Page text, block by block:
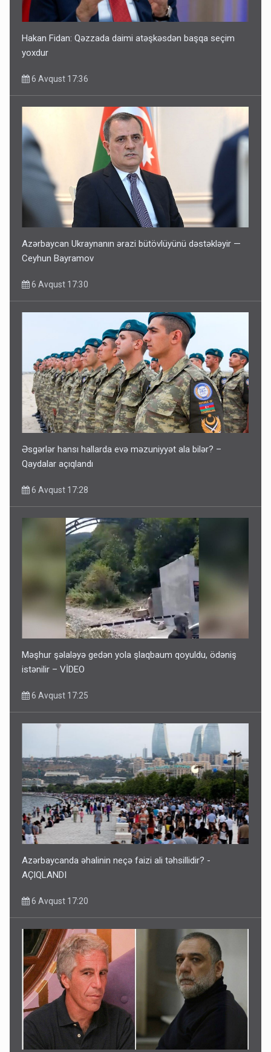
Hakan Fidan: Qəzzada daimi atəşkəsdən başqa seçim
yoxdur
6 Avqust 17:36
Azərbaycan Ukraynanın ərazi bütövlüyünü dəstəkləyir —
Ceyhun Bayramov
6 Avqust 17:30
Əsgərlər hansı hallarda evə məzuniyyət ala bilər? –
Qaydalar açıqlandı
6 Avqust 17:28
Məşhur şəlaləyə gedən yola şlaqbaum qoyuldu, ödəniş
istənilir – VİDEO
6 Avqust 17:25
Azərbaycanda əhalinin neçə faizi ali təhsillidir? -
AÇIQLANDI
6 Avqust 17:20